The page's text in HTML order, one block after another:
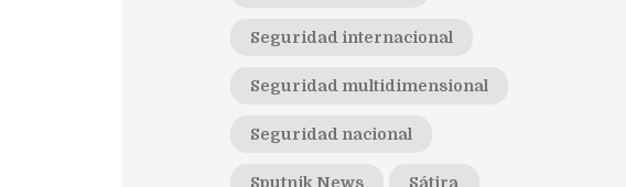
Seguridad internacional
Seguridad multidimensional
Seguridad nacional
Sputnik News Sátira